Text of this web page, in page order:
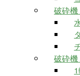
破砕機
破砕機